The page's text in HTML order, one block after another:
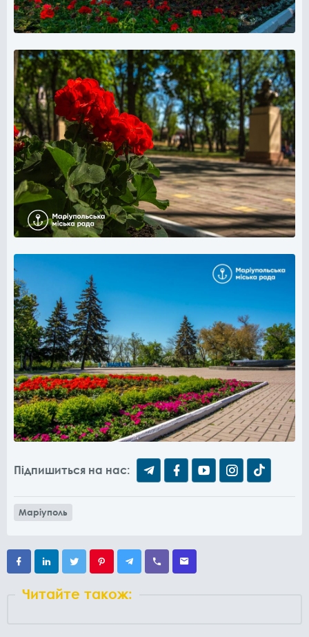
Підпишиться на нас:
Маріуполь
Читайте також: